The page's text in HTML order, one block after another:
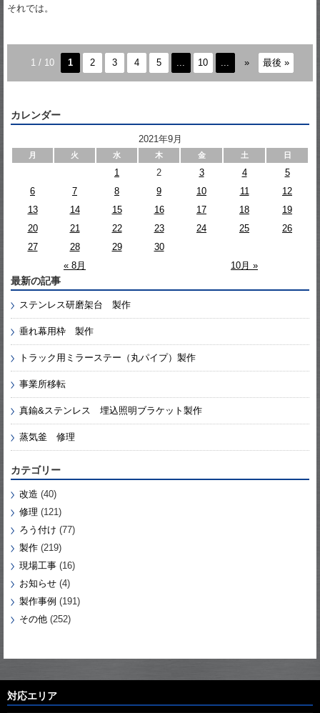
それでは。
1 / 10 1 2 3 4 5 10 » 最後 »
カレンダー
2021年9月
月 火 水 木 金 土 日
« 8月 10月 »
1 2 3 4
5
6
7 8 9 10 11
12
13
14 15 16 17 18
19
20
21 22 23 24 25
26
27
28 29 30
最新の記事
ステンレス研磨架台 製作
垂れ幕用枠 製作
トラック用ミラーステー（丸パイプ）製作
事業所移転
真鍮&ステンレス 埋込照明ブラケット製作
蒸気釜 修理
カテゴリー
改造 (40)
修理 (121)
ろう付け (77)
製作 (219)
現場工事 (16)
お知らせ (4)
製作事例 (191)
その他 (252)
対応エリア